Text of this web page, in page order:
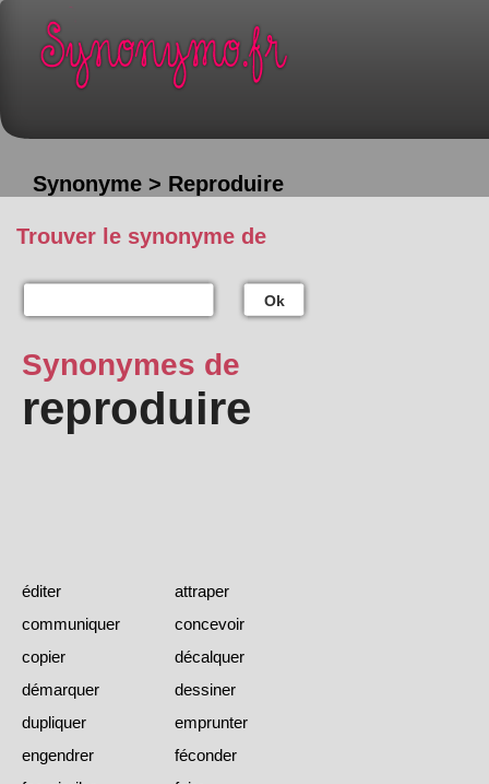
Synonyme > Reproduire
Trouver le synonyme de
Ok
Synonymes de
reproduire
éditer
attraper
communiquer
concevoir
copier
décalquer
démarquer
dessiner
dupliquer
emprunter
engendrer
féconder